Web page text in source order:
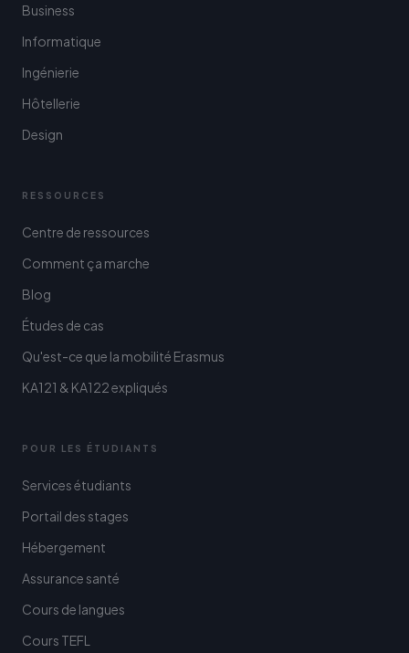
Business
Informatique
Ingénierie
Hôtellerie
Design
RESSOURCES
Centre de ressources
Comment ça marche
Blog
Études de cas
Qu'est-ce que la mobilité Erasmus
KA121 & KA122 expliqués
POUR LES ÉTUDIANTS
Services étudiants
Portail des stages
Hébergement
Assurance santé
Cours de langues
Cours TEFL